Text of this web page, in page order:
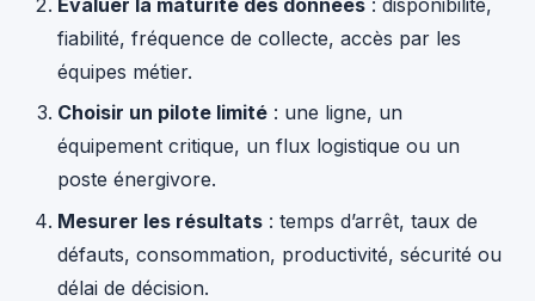
fiabilité, fréquence de collecte, accès par les
équipes métier.
Choisir un pilote limité : une ligne, un
équipement critique, un flux logistique ou un
poste énergivore.
Mesurer les résultats : temps d’arrêt, taux de
défauts, consommation, productivité, sécurité ou
délai de décision.